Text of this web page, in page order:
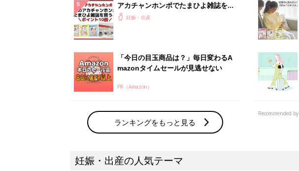
アカチャンホンポでたまひよ雑誌を買
うとポイント10倍【期間限定】
妊娠・出産
「今日の目玉商品は？」毎日変わるA
mazonタイムセールが見逃せない
PR（Amazon）
ランキングをもっと見る
Recommended by
妊娠・出産の人気テーマ